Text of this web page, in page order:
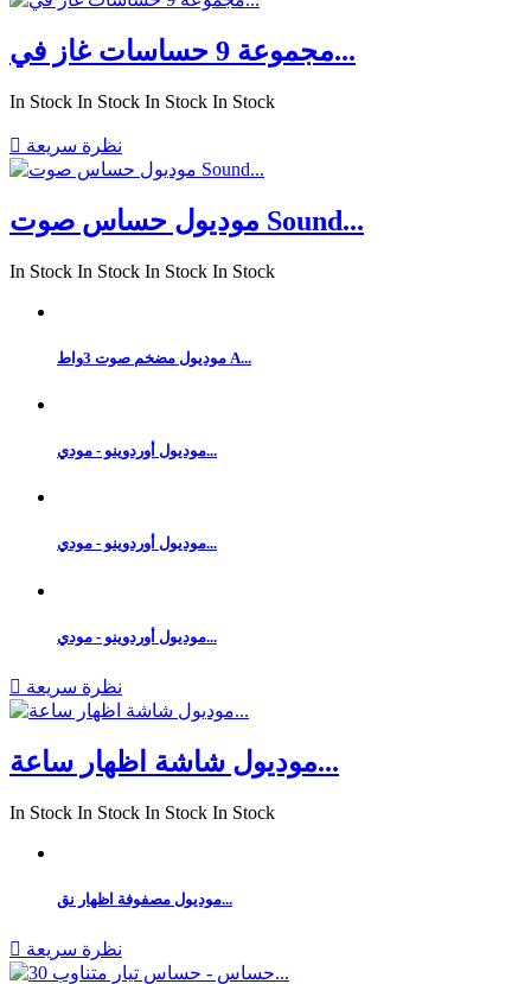
مجموعة 9 حساسات غاز في...
In Stock In Stock In Stock In Stock
 نظرة سريعة
موديول حساس صوت Sound...
In Stock In Stock In Stock In Stock
موديول مضخم صوت 3واط A...
موديول أوردوينو - مودي...
موديول أوردوينو - مودي...
موديول أوردوينو - مودي...
 نظرة سريعة
موديول شاشة اظهار ساعة...
In Stock In Stock In Stock In Stock
موديول مصفوفة اظهار نق...
 نظرة سريعة